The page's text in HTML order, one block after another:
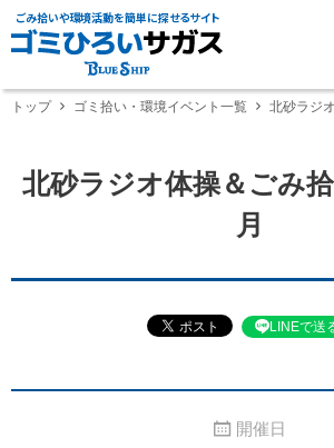
ごみ拾いや環境活動を簡単に探せるサイト
トップ ゴミ拾い・環境イベント一覧 北砂ラジ
北砂ラジオ体操＆ごみ
月
LINEで送
開催日